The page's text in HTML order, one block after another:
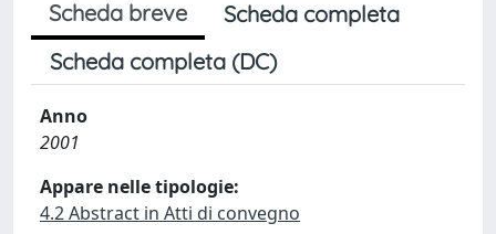
Scheda breve
Scheda completa
Scheda completa (DC)
Anno
2001
Appare nelle tipologie:
4.2 Abstract in Atti di convegno